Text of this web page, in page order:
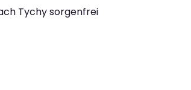
Tychy sorgenfrei